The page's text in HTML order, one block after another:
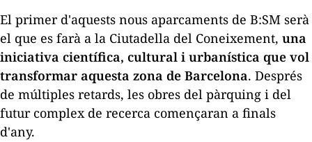
El primer d'aquests nous aparcaments de B:SM serà
el que es farà a la Ciutadella del Coneixement, una
iniciativa científica, cultural i urbanística que vol
transformar aquesta zona de Barcelona. Després
de múltiples retards, les obres del pàrquing i del
futur complex de recerca començaran a finals
d'any.